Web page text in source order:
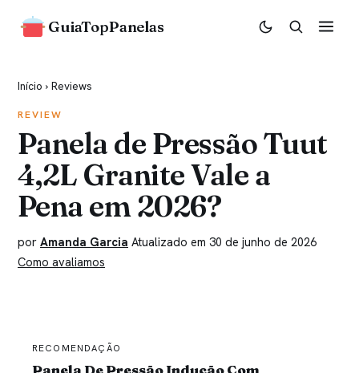
GuiaTopPanelas
Início › Reviews
REVIEW
Panela de Pressão Tuut
4,2L Granite Vale a
Pena em 2026?
por Amanda Garcia Atualizado em 30 de junho de 2026
Como avaliamos
RECOMENDAÇÃO
Panela De Pressão Indução Com